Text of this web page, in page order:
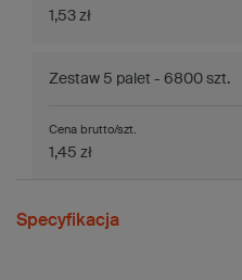
1,53 zł
Zestaw 5 palet - 6800 szt.
Cena brutto/szt.
1,45 zł
Specyfikacja